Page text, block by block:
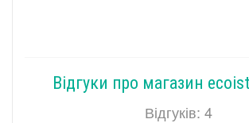
Відгуки про магазин
Відгуків: 4